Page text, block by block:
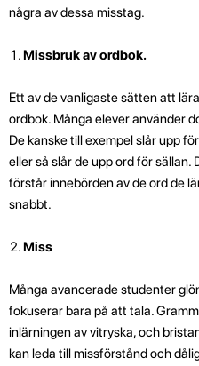
några av dessa misstag.
Missbruk av ordbok.
Ett av de vanligaste sätten att
ordbok. Många elever använder
De kanske till exempel slår upp
eller så slår de upp ord för
förstår innebörden av de ord de
snabbt.
Miss
Många avancerade studenter
fokuserar bara på att tala.
inlärningen av vitryska, och
kan leda till missförstånd och